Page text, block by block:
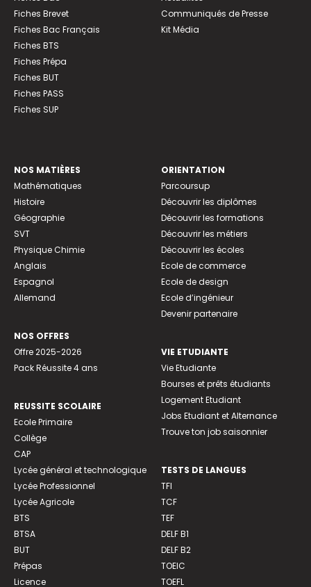
Fiches Brevet
Fiches Bac Français
Fiches BTS
Fiches Prépa
Fiches BUT
Fiches PASS
Fiches SUP
Communiqués de Presse
Kit Média
NOS MATIÈRES
Mathématiques
Histoire
Géographie
SVT
Physique Chimie
Anglais
Espagnol
Allemand
NOS OFFRES
Offre 2025-2026
Pack Réussite 4 ans
REUSSITE SCOLAIRE
Ecole Primaire
Collège
CAP
Lycée général et technologique
Lycée Professionnel
Lycée Agricole
BTS
BTSA
BUT
Prépas
Licence
ORIENTATION
Parcoursup
Découvrir les diplômes
Découvrir les formations
Découvrir les métiers
Découvrir les écoles
Ecole de commerce
Ecole de design
Ecole d’ingénieur
Devenir partenaire
VIE ETUDIANTE
Vie Etudiante
Bourses et prêts étudiants
Logement Etudiant
Jobs Etudiant et Alternance
Trouve ton job saisonnier
TESTS DE LANGUES
TFI
TCF
TEF
DELF B1
DELF B2
TOEIC
TOEFL